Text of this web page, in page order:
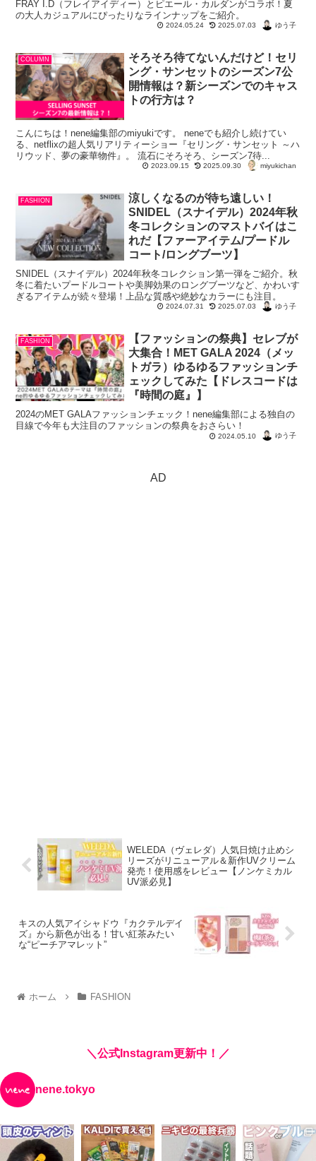
FRAY I.D（フレイアイディー）とピエール・カルダンがコラボ！夏
の大人カジュアルにぴったりなラインナップをご紹介。
2024.05.24 2025.07.03 ゆう子
COLUMN
そろそろ待てないんだけど！セリ
ング・サンセットのシーズン7公
開情報は？新シーズンでのキャス
トの行方は？
こんにちは！nene編集部のmiyukiです。 neneでも紹介し続けてい
る、netflixの超人気リアリティーショー『セリング・サンセット ～ハ
リウッド、夢の豪華物件』。 流石にそろそろ、シーズン7待...
2023.09.15 2025.09.30 miyukichan
FASHION
涼しくなるのが待ち遠しい！
SNIDEL（スナイデル）2024年秋
冬コレクションのマストバイはこ
れだ【ファーアイテム/プードル
コート/ロングブーツ】
SNIDEL（スナイデル）2024年秋冬コレクション第一弾をご紹介。秋
冬に着たいプードルコートや美脚効果のロングブーツなど、かわいす
ぎるアイテムが続々登場！上品な質感や絶妙なカラーにも注目。
2024.07.31 2025.07.03 ゆう子
FASHION
【ファッションの祭典】セレブが
大集合！MET GALA 2024（メッ
トガラ）ゆるゆるファッションチ
ェックしてみた【ドレスコードは
『時間の庭』】
2024のMET GALAファッションチェック！nene編集部による独自の
目線で今年も大注目のファッションの祭典をおさらい！
2024.05.10 ゆう子
AD
WELEDA（ヴェレダ）人気日焼け止めシ
リーズがリニューアル＆新作UVクリーム
発売！使用感をレビュー【ノンケミカル
UV派必見】
キスの人気アイシャドウ『カクテルデイ
ズ』から新色が出る！甘い紅茶みたい
な“ピーチアマレット”
ホーム FASHION
＼公式Instagram更新中！／
nene.tokyo